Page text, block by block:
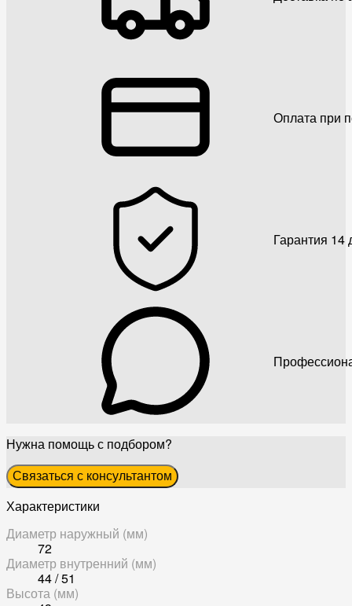
Оплата при
Гарантия 14
Нужна помощь с подбором?
Связаться с консультантом
Характеристики
Диаметр наружный (мм)
72
Диаметр внутренний (мм)
44 / 51
Высота (мм)